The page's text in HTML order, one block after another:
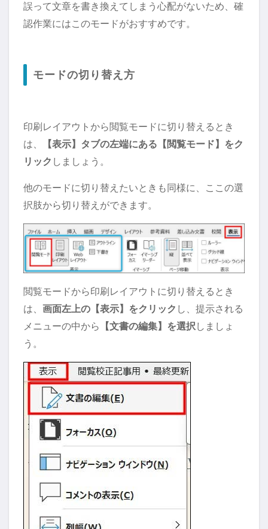
誤って文章を書き換えてしまう心配がないため、確
認作業にはこのモードがおすすめです。
モードの切り替え方
印刷レイアウトから閲覧モードに切り替えるとき
は、
【表示】タブの左端にある【閲覧モード】をク
リック しましょう。
他のモードに切り替えたいときも同様に、ここの選
択肢から切り替えができます。
閲覧モードから印刷レイアウトに切り替えるとき
は、 画面左上の【表示】をクリック し、提示される
メニューの中から
【文書の編集】を選択 しましょ
う。